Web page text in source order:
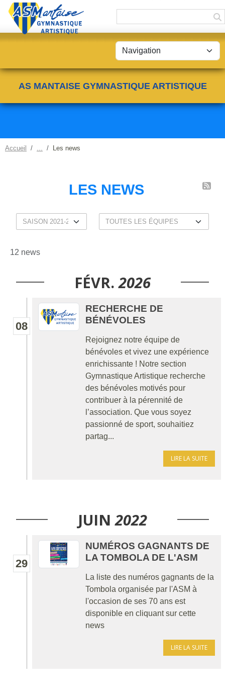
AS MANTAISE GYMNASTIQUE ARTISTIQUE
Accueil Les news
LES NEWS
12 news
FÉVR. 2026
08
RECHERCHE DE
BÉNÉVOLES
Rejoignez notre équipe de
bénévoles et vivez une expérience
enrichissante ! Notre section
Gymnastique Artistique recherche
des bénévoles motivés pour
contribuer à la pérennité de
l’association. Que vous soyez
passionné de sport, souhaitiez
partag...
LIRE LA SUITE
JUIN 2022
29
NUMÉROS GAGNANTS DE
LA TOMBOLA DE L'ASM
La liste des numéros gagnants de la
Tombola organisée par l'ASM à
l'occasion de ses 70 ans est
disponible en cliquant sur cette
news
LIRE LA SUITE
Panneau de gestion des cookies